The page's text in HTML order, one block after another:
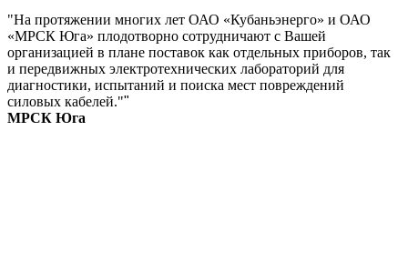
"На протяжении многих лет ОАО «Кубаньэнерго» и ОАО
«МРСК Юга» плодотворно сотрудничают с Вашей
организацией в плане поставок как отдельных приборов, так
и передвижных электротехнических лабораторий для
диагностики, испытаний и поиска мест повреждений
силовых кабелей.""
МРСК Юга